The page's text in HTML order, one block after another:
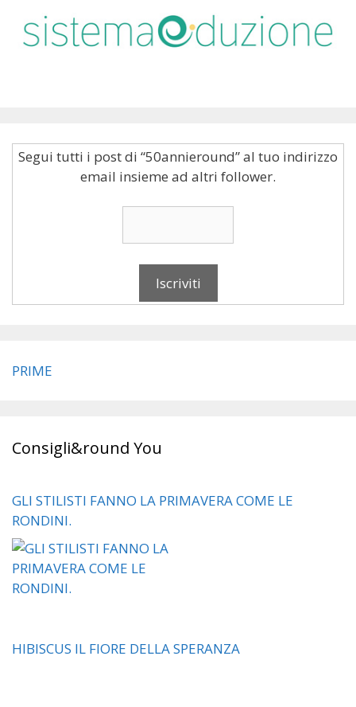
Segui tutti i post di “50annieround” al tuo indirizzo
email insieme ad altri follower.
PRIME
Consigli&round You
GLI STILISTI FANNO LA PRIMAVERA COME LE
RONDINI.
HIBISCUS IL FIORE DELLA SPERANZA